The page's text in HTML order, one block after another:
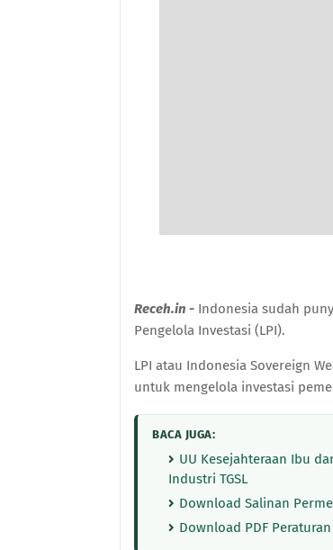
Receh.in - Indonesia sudah
Pengelola Investasi (LPI).
LPI atau Indonesia Sovereign
untuk mengelola investasi
BACA JUGA:
UU Kesejahteraan Ibu
Industri TGSL
Download Salinan
Download PDF